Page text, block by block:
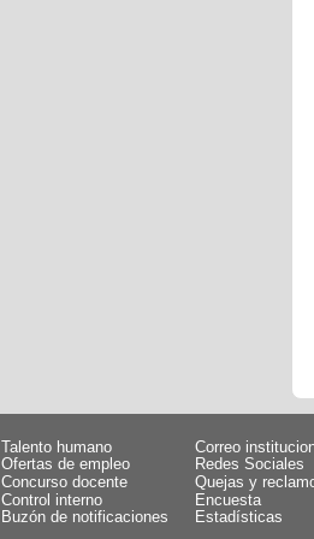
Talento humano
Ofertas de empleo
Concurso docente
Control interno
Buzón de notificaciones
Correo
Redes Sociales
Quejas y
Encuesta
Estadísticas